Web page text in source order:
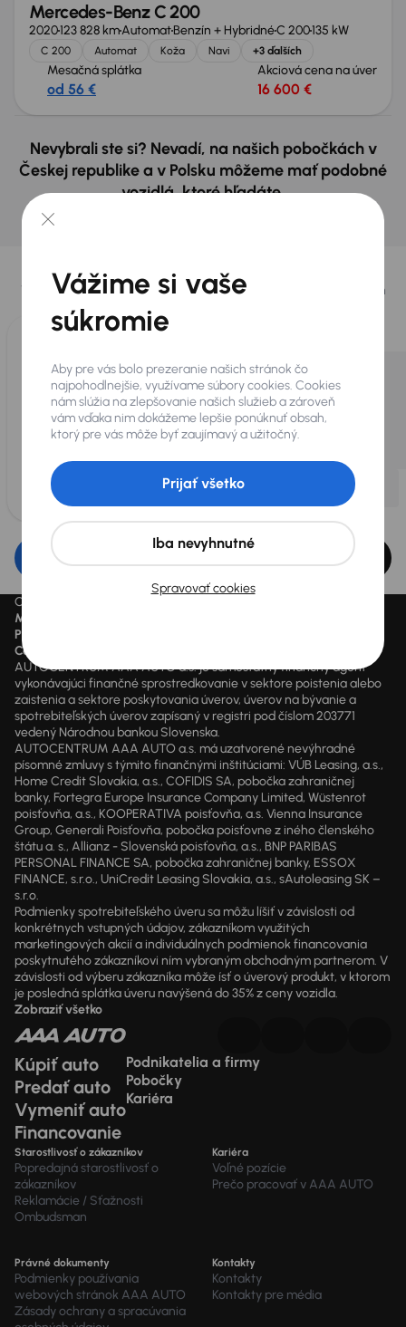
Mercedes-Benz C 200
2020123 828 kmAutomatBenzín + HybridnéC 200135 kW
C 200 Automat Koža Navi +3 ďalších
Mesačná splátka
od 56 €
Akciová cena na úver
16 600 €
Nevybrali ste si? Nevadí, na našich pobočkách v
Českej republike a v Polsku môžeme mať podobné
vozidlá, ktoré hľadáte.
Vybrali sme pre vás
Vyberáme pre vás tienajlepšie vozidláz našej ponuky. Každý deň
Ceny sú vrátane DPH pokiaľ nie je uvedené inak.
Mesačne od
Preškrtnutý cenový údaj
Cena
AUTOCENTRUM AAA AUTO a.s. je samostatný finančný agent
vykonávajúci finančné sprostredkovanie v sektore poistenia alebo
zaistenia a sektore poskytovania úverov, úverov na bývanie a
spotrebiteľských úverov zapísaný v registri pod číslom 203771
vedený Národnou bankou Slovenska.
AUTOCENTRUM AAA AUTO a.s. má uzatvorené nevýhradné
písomné zmluvy s týmito finančnými inštitúciami: VÚB Leasing, a.s.,
Home Credit Slovakia, a.s., COFIDIS SA, pobočka zahraničnej
banky, Fortegra Europe Insurance Company Limited, Wüstenrot
poisťovňa, a.s., KOOPERATIVA poisťovňa, a.s. Vienna Insurance
Group, Generali Poisťovňa, pobočka poisťovne z iného členského
štátu a. s., Allianz - Slovenská poisťovňa, a.s., BNP PARIBAS
PERSONAL FINANCE SA, pobočka zahraničnej banky, ESSOX
FINANCE, s.r.o., UniCredit Leasing Slovakia, a.s., sAutoleasing SK –
s.r.o.
Podmienky spotrebiteľského úveru sa môžu líšiť v závislosti od
konkrétnych vstupných údajov, zákazníkom využitých
marketingových akcií a individuálnych podmienok financovania
poskytnutého zákazníkovi ním vybraným obchodným partnerom. V
závislosti od výberu zákazníka môže ísť o úverový produkt, v ktorom
je posledná splátka úveru navýšená do 35% z ceny vozidla.
Zobraziť všetko
Kúpiť auto
Predať auto
Vymeniť auto
Financovanie
Podnikatelia a firmy
Pobočky
Kariéra
Starostlivosť o zákazníkov
Popredajná starostlivosť o
zákazníkov
Reklamácie / Sťažnosti
Ombudsman
Kariéra
Voľné pozície
Prečo pracovať v AAA AUTO
Právné dokumenty
Podmienky používania
webových stránok AAA AUTO
Zásady ochrany a spracúvania
Kontakty
Kontakty
Kontakty pre média
Vážime si vaše
súkromie
Aby pre vás bolo prezeranie našich stránok čo
najpohodlnejšie, využívame súbory cookies. Cookies
nám slúžia na zlepšovanie našich služieb a zároveň
vám vďaka nim dokážeme lepšie ponúknuť obsah,
ktorý pre vás môže byť zaujímavý a užitočný.
Spravovať cookies
Iba nevyhnutné
Prijať všetko